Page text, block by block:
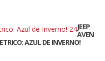
JEEP
AVEN
AZUL DE INVERNO!